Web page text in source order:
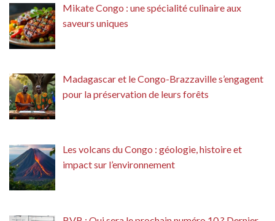
Mikate Congo : une spécialité culinaire aux
saveurs uniques
Madagascar et le Congo-Brazzaville s’engagent
pour la préservation de leurs forêts
Les volcans du Congo : géologie, histoire et
impact sur l’environnement